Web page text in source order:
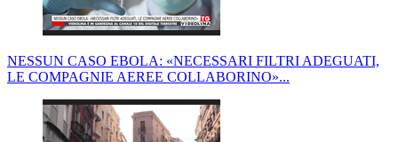
NESSUN CASO EBOLA: «NECESSARI FILTRI ADEGUATI,
LE COMPAGNIE AEREE COLLABORINO»...